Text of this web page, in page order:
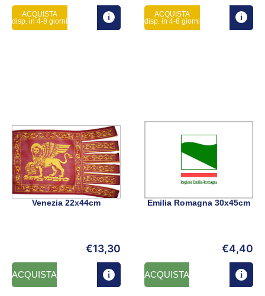
ACQUISTA
disp. in 4-8 giorni
ACQUISTA
disp. in 4-8 giorni
Venezia 22x44cm
€13,30
ACQUISTA
Emilia Romagna 30x45cm
€4,40
ACQUISTA